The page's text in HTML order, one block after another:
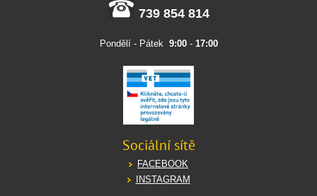
739 854 814
Pondělí - Pátek 9:00- 17:00
Sociální sítě
FACEBOOK
INSTAGRAM